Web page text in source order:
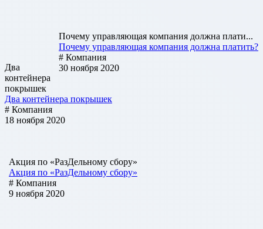
Почему управляющая компания должна плати...
Почему управляющая компания должна платить?
# Компания
30 ноября 2020
Два
контейнера
покрышек
Два контейнера покрышек
# Компания
18 ноября 2020
Акция по «РазДельному сбору»
Акция по «РазДельному сбору»
# Компания
9 ноября 2020